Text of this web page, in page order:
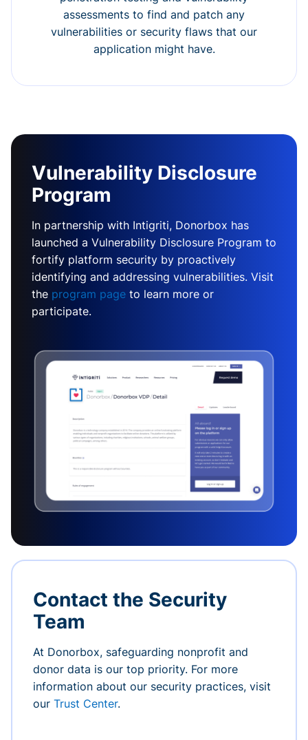
assessments to find and patch any
vulnerabilities or security flaws that our
application might have.
Vulnerability Disclosure
Program
In partnership with Intigriti, Donorbox has
launched a Vulnerability Disclosure Program to
fortify platform security by proactively
identifying and addressing vulnerabilities. Visit
the program page to learn more or
participate.
Contact the Security
Team
At Donorbox, safeguarding nonprofit and
donor data is our top priority. For more
information about our security practices, visit
our Trust Center.